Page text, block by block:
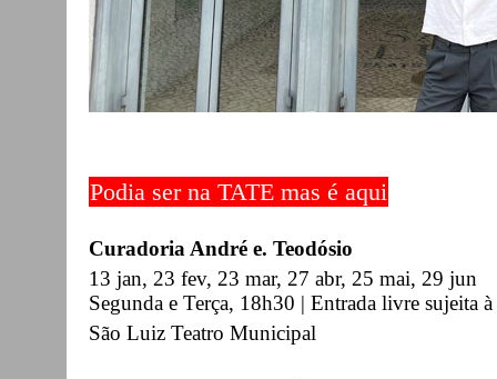
Podia ser na TATE mas é aqui
Curadoria André e. Teodósio
13 jan, 23 fev, 23 mar, 27 abr, 25 mai, 29 jun
Segunda e Terça, 18h30 | Entrada livre sujeita à
São Luiz Teatro Municipal